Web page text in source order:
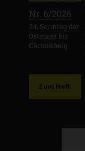
Nr. 6/2026
24. Sonntag der
Osterzeit bis
Christkönig
Zum Heft